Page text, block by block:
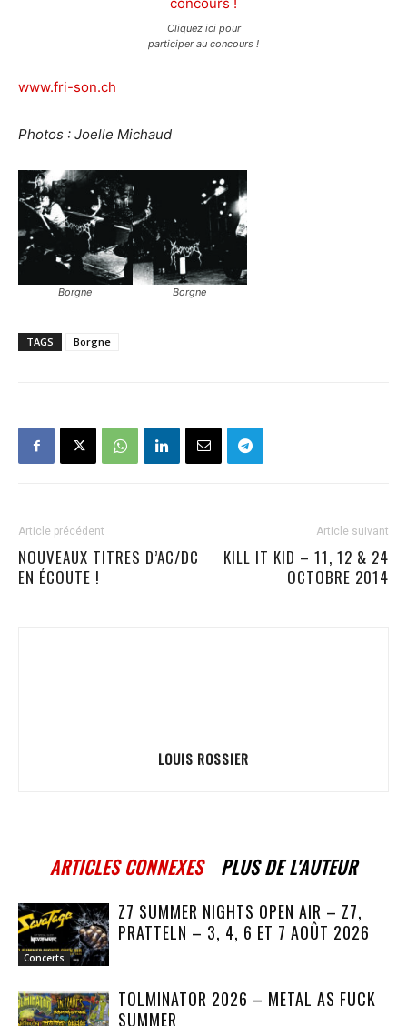
Cliquez ici pour
participer au concours !
www.fri-son.ch
Photos : Joelle Michaud
Borgne Borgne
TAGS Borgne
Article précédent
NOUVEAUX TITRES D’AC/DC
EN ÉCOUTE !
Article suivant
KILL IT KID – 11, 12 & 24
OCTOBRE 2014
LOUIS ROSSIER
ARTICLES CONNEXES PLUS DE L'AUTEUR
Concerts
Z7 SUMMER NIGHTS OPEN AIR – Z7,
PRATTELN – 3, 4, 6 ET 7 AOÛT 2026
TOLMINATOR 2026 – METAL AS FUCK
SUMMER